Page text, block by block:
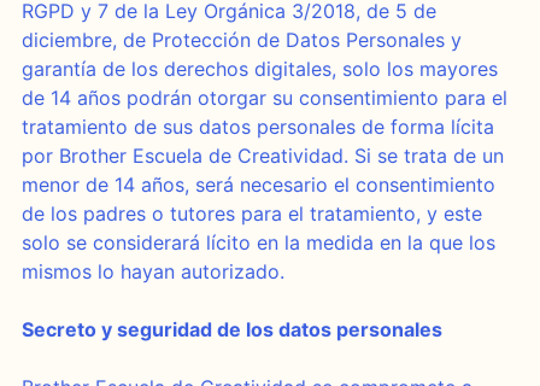
RGPD y 7 de la Ley Orgánica 3/2018, de 5 de
diciembre, de Protección de Datos Personales y
garantía de los derechos digitales, solo los mayores
de 14 años podrán otorgar su consentimiento para el
tratamiento de sus datos personales de forma lícita
por Brother Escuela de Creatividad. Si se trata de un
menor de 14 años, será necesario el consentimiento
de los padres o tutores para el tratamiento, y este
solo se considerará lícito en la medida en la que los
mismos lo hayan autorizado.
Secreto y seguridad de los datos personales